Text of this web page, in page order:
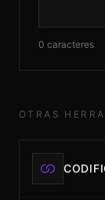
0 caracteres
OTRAS